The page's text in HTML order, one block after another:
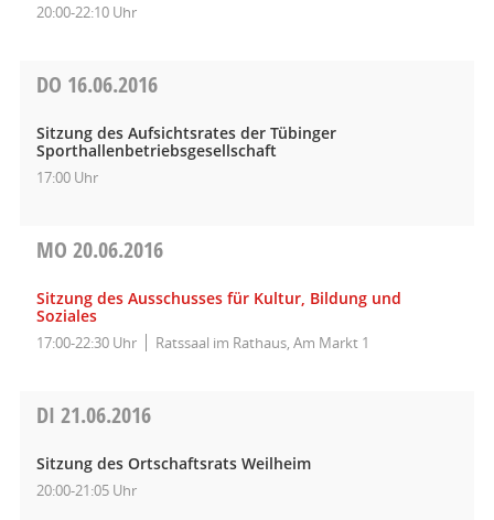
20:00-22:10 Uhr
DO 16.06.2016
Sitzung des Aufsichtsrates der Tübinger
Sporthallenbetriebsgesellschaft
17:00 Uhr
MO 20.06.2016
Sitzung des Ausschusses für Kultur, Bildung und
Soziales
17:00-22:30 Uhr Ratssaal im Rathaus, Am Markt 1
DI 21.06.2016
Sitzung des Ortschaftsrats Weilheim
20:00-21:05 Uhr